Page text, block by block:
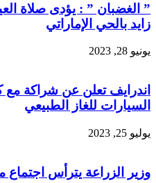
” الغضبان ” : يؤدى صلاة
زايد بالحي الإماراتي
يونيو 28, 2023
اندرايف تعلن عن شراكة
السيارات للغاز الطبيعي
يوليو 25, 2023
وزير الزراعة يترأس اجتماع